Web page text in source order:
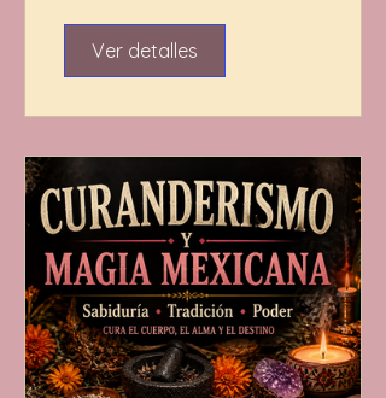
Ver detalles